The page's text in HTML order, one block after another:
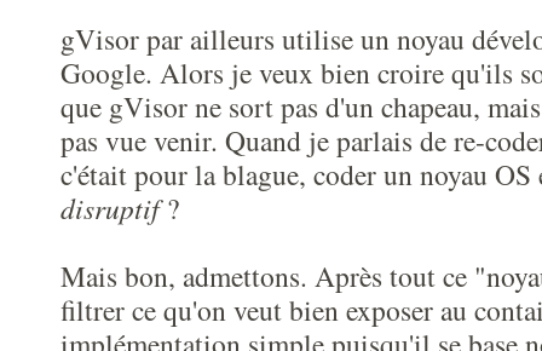
gVisor par ailleurs utilise un noyau
Google. Alors je veux bien croire qu'ils
que gVisor ne sort pas d'un chapeau,
pas vue venir. Quand je parlais de re-
c'était pour la blague, coder un noyau OS
disruptif?
Mais bon, admettons. Après tout ce
filtrer ce qu'on veut bien exposer au